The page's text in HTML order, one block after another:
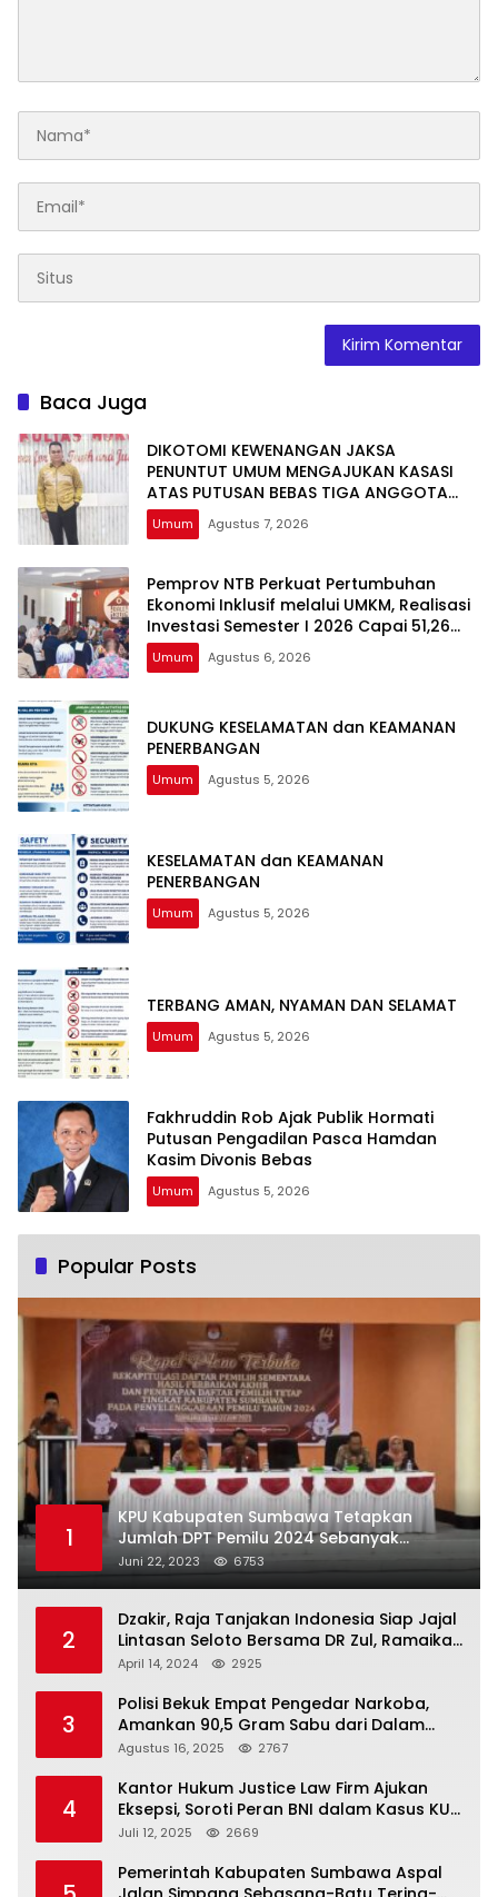
Baca Juga
DIKOTOMI KEWENANGAN JAKSA
PENUNTUT UMUM MENGAJUKAN KASASI
ATAS PUTUSAN BEBAS TIGA ANGGOTA
DPRD NTB DALAM PERKARA TINDAK PIDANA
GRATIFIKASI
Umum Agustus 7, 2026
Pemprov NTB Perkuat Pertumbuhan
Ekonomi Inklusif melalui UMKM, Realisasi
Investasi Semester I 2026 Capai 51,26
Persen
Umum Agustus 6, 2026
DUKUNG KESELAMATAN dan KEAMANAN
PENERBANGAN
Umum Agustus 5, 2026
KESELAMATAN dan KEAMANAN
PENERBANGAN
Umum Agustus 5, 2026
TERBANG AMAN, NYAMAN DAN SELAMAT
Umum Agustus 5, 2026
Fakhruddin Rob Ajak Publik Hormati
Putusan Pengadilan Pasca Hamdan
Kasim Divonis Bebas
Umum Agustus 5, 2026
Popular Posts
1
KPU Kabupaten Sumbawa Tetapkan
Jumlah DPT Pemilu 2024 Sebanyak
367.987 Pemilih
Juni 22, 2023 6753
2
Dzakir, Raja Tanjakan Indonesia Siap Jajal
Lintasan Seloto Bersama DR Zul, Ramaikan
Trabas JAS #2 KSB
April 14, 2024 2925
3
Polisi Bekuk Empat Pengedar Narkoba,
Amankan 90,5 Gram Sabu dari Dalam
Mobil
Agustus 16, 2025 2767
4
Kantor Hukum Justice Law Firm Ajukan
Eksepsi, Soroti Peran BNI dalam Kasus KUR
Bawang Merah KCP Woha
Juli 12, 2025 2669
Pemerintah Kabupaten Sumbawa Aspal